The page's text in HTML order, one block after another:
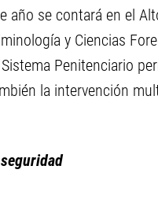
año se contará en el
y Ciencias
Penitenciario
la intervención